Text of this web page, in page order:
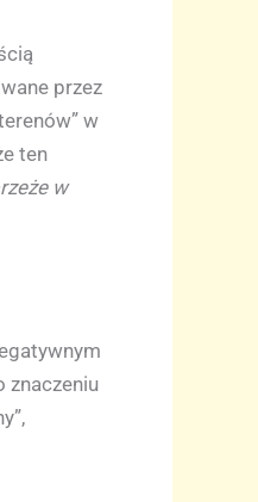
przez
w
ten
w
znaczeniu